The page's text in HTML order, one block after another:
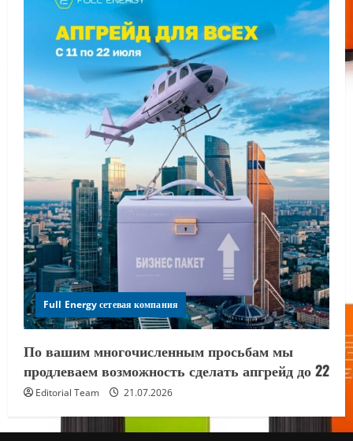
Full Energy сетевая компания
По вашим многочисленным просьбам мы
продлеваем возможность сделать апгрейд до 22
Editorial Team 21.07.2026